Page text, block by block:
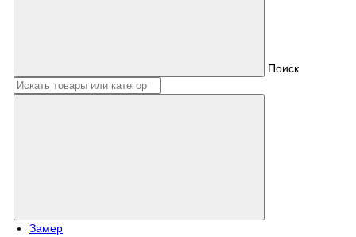
Поиск
Замер